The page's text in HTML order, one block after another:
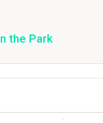
the Park